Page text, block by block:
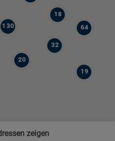
64
130
19
18
32
20
zeigen